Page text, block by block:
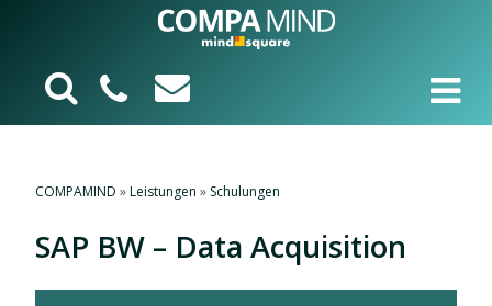
COMPAMIND »Leistungen » Schulungen
SAP BW – Data Acquisition